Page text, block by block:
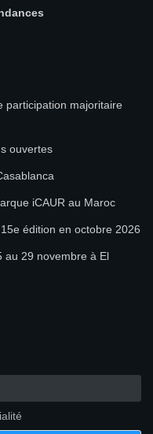
participation majoritaire
ouvertes
iCAUR au Maroc
édition en octobre 2026
au 29 novembre à El